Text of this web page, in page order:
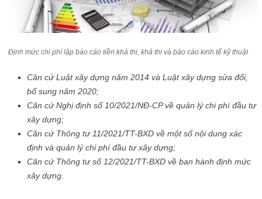
Định mức chi phí lập báo cáo tiền khả thi, khả thi và báo cáo kinh tế kỹ thuật
Căn cứ Luật xây dựng năm 2014 và Luật xây dựng sửa đổi,
bổ sung năm 2020;
Căn cứ Nghị định số 10/2021/NĐ-CP về quản lý chi phí đầu tư
xây dựng;
Căn cứ Thông tư 11/2021/TT-BXD về một số nội dung xác
định và quản lý chi phí đầu tư xây dựng;
Căn cứ Thông tư số 12/2021/TT-BXD về ban hành định mức
xây dựng.